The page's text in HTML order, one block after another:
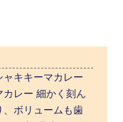
キキーマカレー
レー 細かく刻ん
ボリュームも歯